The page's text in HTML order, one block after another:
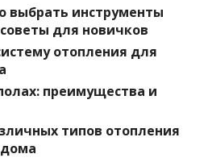
выбрать инструменты
для новичков
отопления для
преимущества и
типов отопления